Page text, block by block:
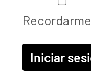
Recordarme